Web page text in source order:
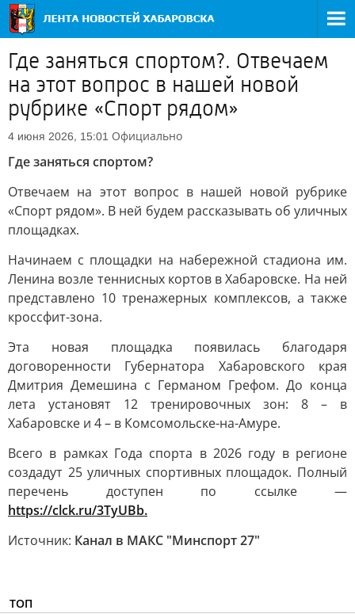
Где заняться спортом?. Отвечаем
на этот вопрос в нашей новой
рубрике «Спорт рядом»
4 июня 2026, 15:01 Официально
Где заняться спортом?
Отвечаем на этот вопрос в нашей новой рубрике
«Спорт рядом». В ней будем рассказывать об уличных
площадках.
Начинаем с площадки на набережной стадиона им.
Ленина возле теннисных кортов в Хабаровске. На ней
представлено 10 тренажерных комплексов, а также
кроссфит-зона.
Эта новая площадка появилась благодаря
договоренности Губернатора Хабаровского края
Дмитрия Демешина с Германом Грефом. До конца
лета установят 12 тренировочных зон: 8 – в
Хабаровске и 4 – в Комсомольске-на-Амуре.
Всего в рамках Года спорта в 2026 году в регионе
создадут 25 уличных спортивных площадок. Полный
перечень доступен по ссылке —
https://clck.ru/3TyUBb.
Источник: Канал в МАКС "Минспорт 27"
ТОП